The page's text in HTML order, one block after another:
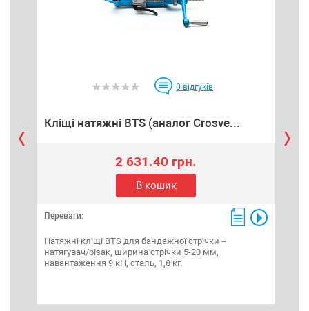
0 відгуків
Кліщі натяжні BTS (аналог Crosve...
2 631.40 грн.
В кошик
Переваги:
Натяжні кліщі BTS для бандажної стрічки –
натягувач/різак, ширина стрічки 5-20 мм,
навантаження 9 кН, сталь, 1,8 кг.